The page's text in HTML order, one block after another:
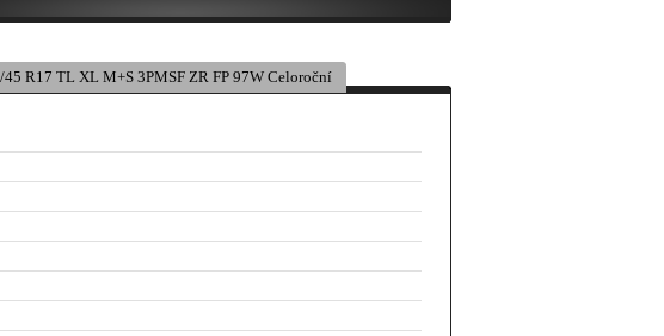
45 R17 TL XL M+S 3PMSF ZR FP 97W Celoroční